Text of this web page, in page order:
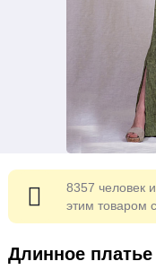
Длинное платье
8357 человек
этим товаром